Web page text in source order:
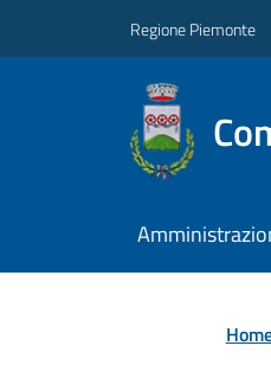
Regione Piemonte